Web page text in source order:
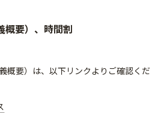
要）、時間割
概要）は、以下リンクよりご確認くだ